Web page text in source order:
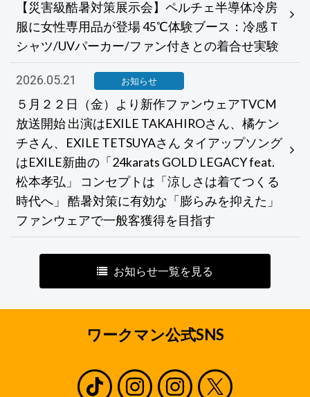
【災害級酷暑対策展示会】ペルチェ半導体冷房
服に女性専用品が登場 45℃体験ブース：冷感Ｔ
シャツ/UVパーカー/ファン付きとの着合せ実験
2026.05.21 お知らせ
５月２２日（金）より新作ファンウェアTVCM
放送開始 出演はEXILE TAKAHIROさん、橘ケン
チさん、EXILE TETSUYAさん タイアップソング
はEXILE新曲の「24karats GOLD LEGACY feat.
松本孝弘」 コンセプトは「涼しさは着てつくる
時代へ」 酷暑対策に有効な「膨らみを抑えた」
ファンウェアで一般客獲得を目指す
お知らせ一覧を見る
ワークマン公式SNS